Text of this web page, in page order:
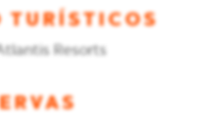
TURÍSTICOS
Resorts